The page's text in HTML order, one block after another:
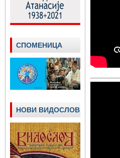
СПОМЕНИЦА
НОВИ ВИДОСЛОВ